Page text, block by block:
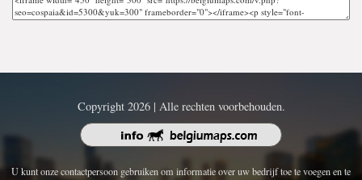
Copyright 2026 | Alle rechten voorbehouden.
U kunt onze contactpersoon gebruiken om informatie over uw bedrijf toe te voegen en te